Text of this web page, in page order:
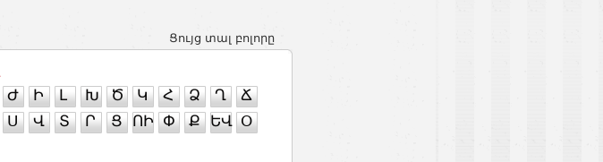
Ցույց տալ բոլորը
Ժ Ի Լ Խ Ծ Կ Հ Ձ Ղ
Ճ
Ս Վ Տ Ր Ց ՈԻ Փ Ք ԵՎ Օ